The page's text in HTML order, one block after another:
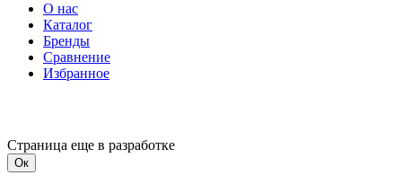
О нас
Каталог
Бренды
Сравнение
Избранное
Страница еще в разработке
Ок